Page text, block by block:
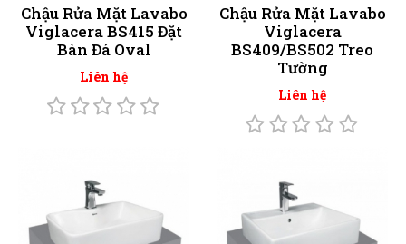
Chậu Rửa Mặt Lavabo
Viglacera BS415 Đặt
Bàn Đá Oval
Liên hệ
Chậu Rửa Mặt Lavabo
Viglacera
BS409/BS502 Treo
Tường
Liên hệ